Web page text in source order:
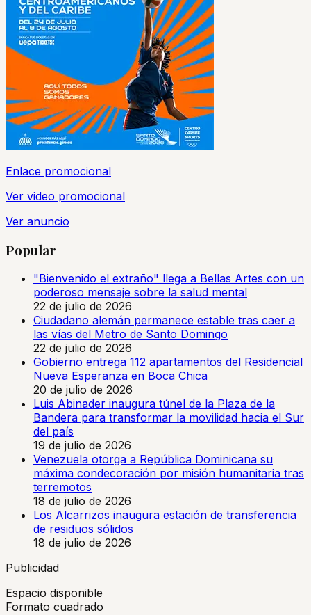
Enlace promocional
Ver video promocional
Ver anuncio
Popular
"Bienvenido el extraño" llega a Bellas Artes con un
poderoso mensaje sobre la salud mental
22 de julio de 2026
Ciudadano alemán permanece estable tras caer a
las vías del Metro de Santo Domingo
22 de julio de 2026
Gobierno entrega 112 apartamentos del Residencial
Nueva Esperanza en Boca Chica
20 de julio de 2026
Luis Abinader inaugura túnel de la Plaza de la
Bandera para transformar la movilidad hacia el Sur
del país
19 de julio de 2026
Venezuela otorga a República Dominicana su
máxima condecoración por misión humanitaria tras
terremotos
18 de julio de 2026
Los Alcarrizos inaugura estación de transferencia
de residuos sólidos
18 de julio de 2026
Publicidad
Espacio disponible
Formato cuadrado